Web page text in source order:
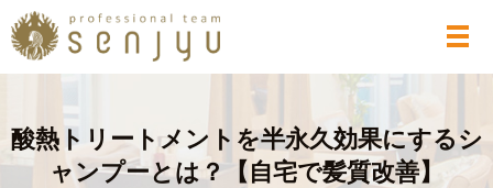
メ
酸熱トリートメントを半永久効果にするシ
ャンプーとは？【自宅で髪質改善】